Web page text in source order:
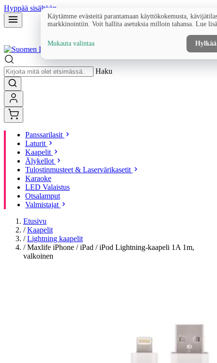
Hyppää sisältöön
Haku
Panssarilasit
Laturit
Kaapelit
Älykellot
Tulostinmusteet & Laservärikasetit
Karaoke
LED Valaistus
Otsalamput
Valmistajat
Etusivu
/ Kaapelit
/ Lightning kaapelit
/ Maxlife iPhone / iPad / iPod Lightning-kaapeli 1A 1m,
valkoinen
Käytämme evästeitä parantamaan käyttökokemusta,
markkinointiin. Voit hallita asetuksia milloin tahansa. Lue
Mukauta valintaa Hylkää